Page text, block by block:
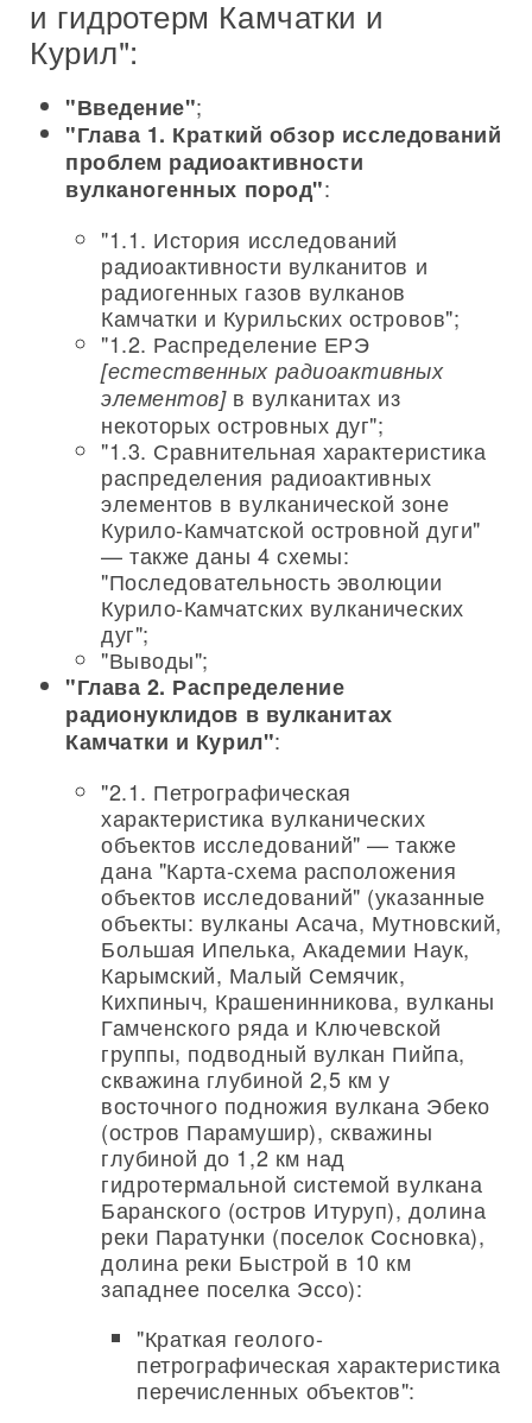
и гидротерм Камчатки и
Курил":
"Введение";
"Глава 1. Краткий обзор исследований
проблем радиоактивности
вулканогенных пород":
"1.1. История исследований
радиоактивности вулканитов и
радиогенных газов вулканов
Камчатки и Курильских островов";
"1.2. Распределение ЕРЭ
[естественных радиоактивных
элементов]в вулканитах из
некоторых островных дуг";
"1.3. Сравнительная характеристика
распределения радиоактивных
элементов в вулканической зоне
Курило-Камчатской островной дуги"
— также даны 4 схемы:
"Последовательность эволюции
Курило-Камчатских вулканических
дуг";
"Выводы";
"Глава 2. Распределение
радионуклидов в вулканитах
Камчатки и Курил":
"2.1. Петрографическая
характеристика вулканических
объектов исследований" — также
дана "Карта-схема расположения
объектов исследований" (указанные
объекты: вулканы Асача, Мутновский,
Большая Ипелька, Академии Наук,
Карымский, Малый Семячик,
Кихпиныч, Крашенинникова, вулканы
Гамченского ряда и Ключевской
группы, подводный вулкан Пийпа,
скважина глубиной 2,5 км у
восточного подножия вулкана Эбеко
(остров Парамушир), скважины
глубиной до 1,2 км над
гидротермальной системой вулкана
Баранского (остров Итуруп), долина
реки Паратунки (поселок Сосновка),
долина реки Быстрой в 10 км
западнее поселка Эссо):
"Краткая геолого-
петрографическая характеристика
перечисленных объектов":